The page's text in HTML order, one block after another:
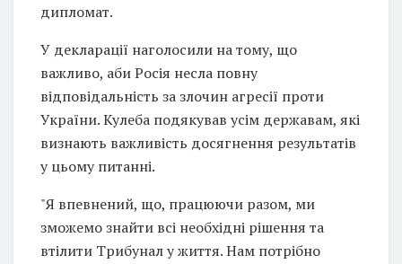
дипломат.
У декларації наголосили на тому, що
важливо, аби Росія несла повну
відповідальність за злочин агресії проти
України. Кулеба подякував усім державам, які
визнають важливість досягнення результатів
у цьому питанні.
"Я впевнений, що, працюючи разом, ми
зможемо знайти всі необхідні рішення та
втілити Трибунал у життя. Нам потрібно